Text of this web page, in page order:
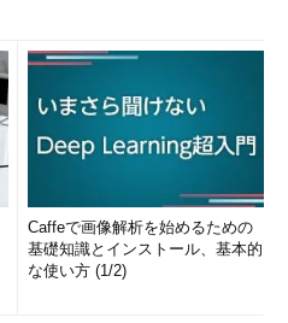
Caffeで画像解析を始めるための
基礎知識とインストール、基本的
な使い方 (1/2)